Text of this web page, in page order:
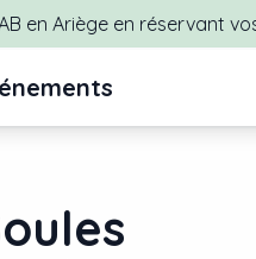
en Ariège en réservant